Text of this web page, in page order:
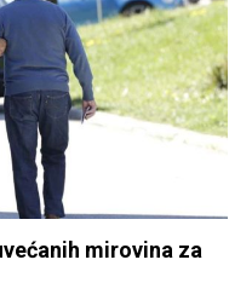
mirovina za